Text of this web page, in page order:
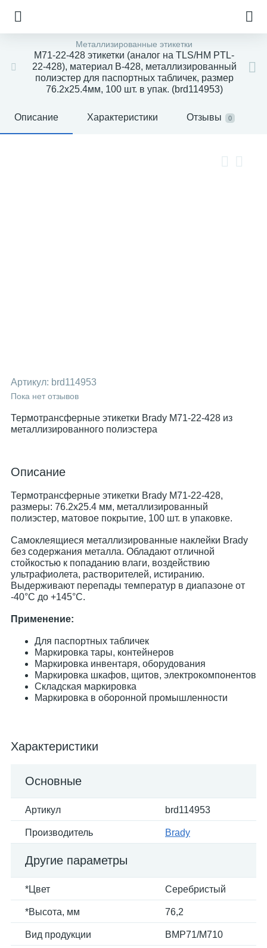
Металлизированные этикетки
M71-22-428 этикетки (аналог на TLS/HM PTL-
22-428), материал B-428, металлизированный
полиэстер для паспортных табличек, размер
76.2х25.4мм, 100 шт. в упак. (brd114953)
Описание Характеристики Отзывы 0
Артикул: brd114953
Пока нет отзывов
Термотрансферные этикетки Brady M71-22-428 из
металлизированного полиэстера
Описание
Термотрансферные этикетки Brady M71-22-428,
размеры: 76.2х25.4 мм, металлизированный
полиэстер, матовое покрытие, 100 шт. в упаковке.
Самоклеящиеся металлизированные наклейки Brady
без содержания металла. Обладают отличной
стойкостью к попаданию влаги, воздействию
ультрафиолета, растворителей, истиранию.
Выдерживают перепады температур в диапазоне от
-40°C до +145°C.
Применение:
Для паспортных табличек
Маркировка тары, контейнеров
Маркировка инвентаря, оборудования
Маркировка шкафов, щитов, электрокомпонентов
Складская маркировка
Маркировка в оборонной промышленности
Характеристики
Основные
Артикул brd114953
Производитель Brady
Другие параметры
*Цвет Серебристый
*Высота, мм 76,2
Вид продукции BMP71/M710